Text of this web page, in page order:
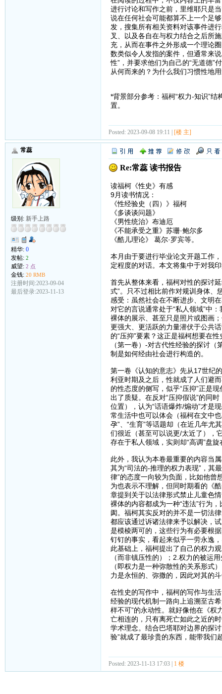
进行讨论和写作之前，里维耶只是
说在任何社会可能都算不上一个足
发，搜集所有相关资料对该事件进
叉、以及各自在与权力结合之后所
充，从而在事件之外形成一个理论
数类似令人发指的案件，但通常来
性”，并要求他们为自己的“无道德”
从何而来的？为什么我们习惯性地
*背景部分参考：福柯“权力-知识”
置。
Posted: 2023-09-08 19:11 | [楼 主]
常蕊
级别: 新手上路
精华: 0
发帖: 2
威望: 2 点
金钱: 20 RMB
注册时间:2023-09-04
最后登录:2023-11-13
Re:常蕊 读书报告
读福柯《性史》有感
9月读书情况：
《性经验史（四）》福柯
《多谈谈问题》
《男性统治》布迪厄
《不能承受之重》苏珊·鲍尔多
《酷儿理论》 葛尔·罗宾等。
本月由于要进行毕业论文开题工作
定程度的对话。本文将集中于对我
首先从整体来看，福柯对性的探讨
式”。只不过相比前作对规训身体、
感受：虽然社会在不断进步、文明
对它的言说通常处于“私人领域”中
裸体的展示、甚至只是照片或图画
更强大、更活跃的力量潜伏于公共
的“压抑”要素？这正是福柯想要在
（第一卷）-对古代性经验的探讨
制是如何经由社会进行构造的。
第一卷《认知的意志》先从17世纪
利亚时期及之后，性就成了人们避
的性态度的侧写，似乎“压抑”正是
出了质疑。在反对“压抑假说”的同
位置），认为“话语爆炸/煽动”才是
常生活中也可以体会（福柯在文中
孕”、“生育”等话题却（在近几年尤
们很近（甚至可以说更/太近了），
存在于私人领域，实则却“高调”盘
此外，我认为本卷最重要的内容当
其为“司法的-推理的权力表现”，其
律”的态度一向较为负面，比如他曾
为也表示不理解，但同时期看的《
章提到关于以法律形式禁止儿童色
裸体的内容都成为一种“违法”行为
阂。福柯其实反对的并不是一切法
都应该通过诉诸法律来予以解决，
是模棱两可的，这些行为有必要根
钉钉的事实，看起来似乎一劳永逸
此基础上，福柯提出了自己的权力
（而非镇压性的）；2.权力的被运
（即权力是一种弥散性的关系形式
力是永恒的、弥撒的，因此对其的
在性史的写作中，福柯的写作与生
经验的现代机制一路向上追溯至古
样不可”的永动性。就好像他在《权
亡相连的，只有离死亡如此之近的
学术理念。结合巴塔耶对边界的探
验”就成了最珍贵的东西，能带我们
Posted: 2023-11-13 17:03 | 1 楼